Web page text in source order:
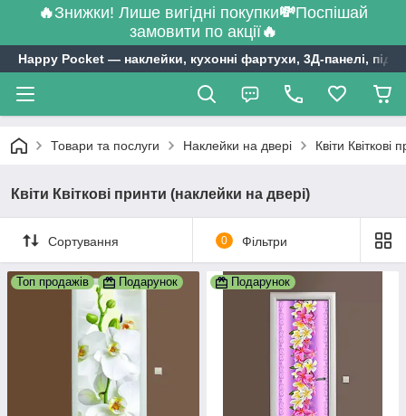
🔥Знижки! Лише вигідні покупки💸Поспішай
замовити по акції🔥
Happy Pocket ― наклейки, кухонні фартухи, 3Д-панелі,
Товари та послуги Наклейки на двері Квіти
Квіти Квіткові принти (наклейки на двері)
Сортування 0 Фільтри
Топ продажів Подарунок Подарунок